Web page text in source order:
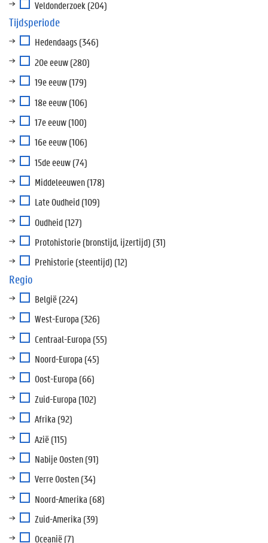
Veldonderzoek(204)
Tijdsperiode
Hedendaags(346)
20e eeuw(280)
19e eeuw(179)
18e eeuw(106)
17e eeuw(100)
16e eeuw(106)
15de eeuw(74)
Middeleeuwen(178)
Late Oudheid(109)
Oudheid(127)
Protohistorie (bronstijd, ijzertijd) (31)
Prehistorie (steentijd) (12)
Regio
België(224)
West-Europa (326)
Centraal-Europa (55)
Noord-Europa (45)
Oost-Europa (66)
Zuid-Europa (102)
Afrika (92)
Azië(115)
Nabije Oosten(91)
Verre Oosten(34)
Noord-Amerika (68)
Zuid-Amerika (39)
Oceanië(7)